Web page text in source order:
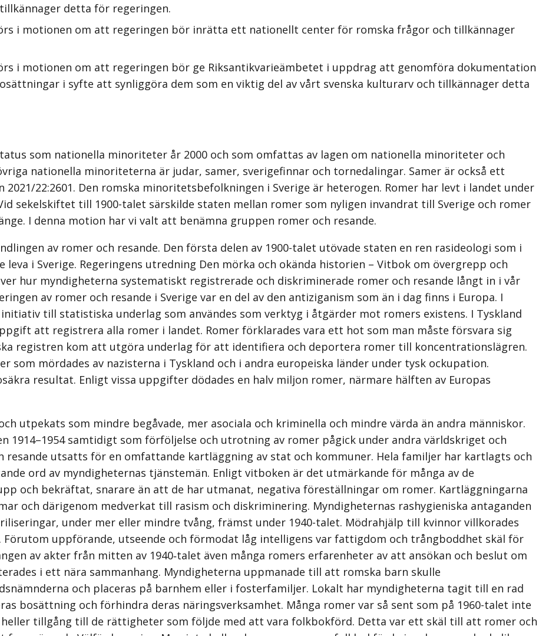
detta för regeringen.
i motionen om att regeringen bör inrätta ett nationellt center för romska frågor och tillkännager
i motionen om att regeringen bör ge Riksantikvarieämbetet i uppdrag att genomföra dokumentation
i syfte att synliggöra dem som en viktig del av vårt svenska kulturarv och tillkännager detta
som nationella minoriteter år 2000 och som omfattas av lagen om nationella minoriteter och
nationella minoriteterna är judar, samer, sverigefinnar och tornedalingar. Samer är också ett
22:2601. Den romska minoritetsbefolkningen i Sverige är heterogen. Romer har levt i landet under
sekelskiftet till 1900-talet särskilde staten mellan romer som nyligen invandrat till Sverige och romer
I denna motion har vi valt att benämna gruppen romer och resande.
av romer och resande. Den första delen av 1900-talet utövade staten en ren rasideologi som i
i Sverige. Regeringens utredning Den mörka och okända historien – Vitbok om övergrepp och
hur myndigheterna systematiskt registrerade och diskriminerade romer och resande långt in i vår
av romer och resande i Sverige var en del av den antiziganism som än i dag finns i Europa. I
till statistiska underlag som användes som verktyg i åtgärder mot romers existens. I Tyskland
att registrera alla romer i landet. Romer förklarades vara ett hot som man måste försvara sig
registren kom att utgöra underlag för att identifiera och deportera romer till koncentrationslägren.
som mördades av nazisterna i Tyskland och i andra europeiska länder under tysk ockupation.
resultat. Enligt vissa uppgifter dödades en halv miljon romer, närmare hälften av Europas
utpekats som mindre begåvade, mer asociala och kriminella och mindre värda än andra människor.
1914–1954 samtidigt som förföljelse och utrotning av romer pågick under andra världskriget och
resande utsatts för en omfattande kartläggning av stat och kommuner. Hela familjer har kartlagts och
ord av myndig­heternas tjänstemän. Enligt vitboken är det utmärkande för många av de
och bekräftat, snarare än att de har utmanat, negativa föreställningar om romer. Kartläggningarna
och därigenom medverkat till rasism och diskriminering. Myndig­heternas rashygieniska antaganden
under mer eller mindre tvång, främst under 1940-talet. Mödrahjälp till kvinnor villkorades
Förutom uppförande, utseende och förmodat låg intelligens var fattigdom och trångboddhet skäl för
av akter från mitten av 1940‑talet även många romers erfarenheter av att ansökan och beslut om
i ett nära sammanhang. Myndigheterna uppmanade till att romska barn skulle
och placeras på barnhem eller i fosterfamiljer. Lokalt har myndigheterna tagit till en rad
bosättning och förhindra deras näringsverksamhet. Många romer var så sent som på 1960-talet inte
tillgång till de rättigheter som följde med att vara folkbokförd. Detta var ett skäl till att romer och